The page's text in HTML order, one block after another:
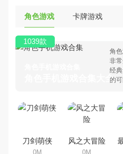
角色游戏 卡牌游戏
角色手机游戏合集大全 >
角
非
经
的
色
乐
集
1039款
刀剑萌侠
0M
风之大冒险
0M